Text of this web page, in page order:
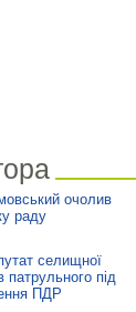
очолив
раду
селищної
патрульного під
ПДР